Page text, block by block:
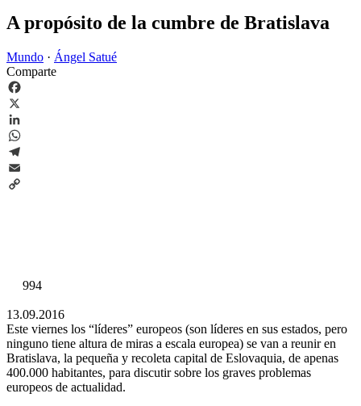
A propósito de la cumbre de Bratislava
Mundo · Ángel Satué
Comparte
Facebook
X
LinkedIn
WhatsApp
Telegram
Email
994
13.09.2016
Este viernes los “líderes” europeos (son líderes en sus estados, pero
ninguno tiene altura de miras a escala europea) se van a reunir en
Bratislava, la pequeña y recoleta capital de Eslovaquia, de apenas
400.000 habitantes, para discutir sobre los graves problemas
europeos de actualidad.